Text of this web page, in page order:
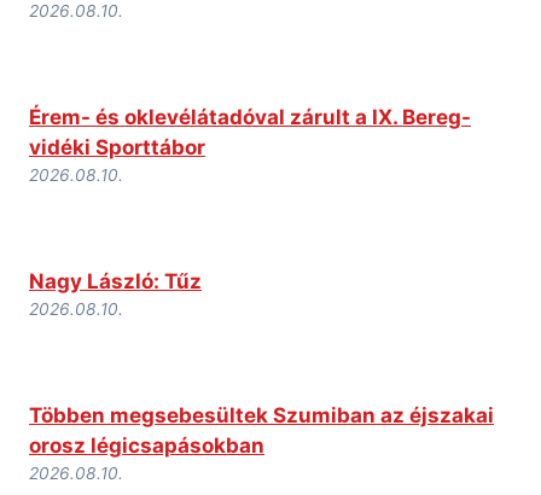
2026.08.10.
Érem- és oklevélátadóval zárult a IX. Bereg-
vidéki Sporttábor
2026.08.10.
Nagy László: Tűz
2026.08.10.
Többen megsebesültek Szumiban az éjszakai
orosz légicsapásokban
2026.08.10.